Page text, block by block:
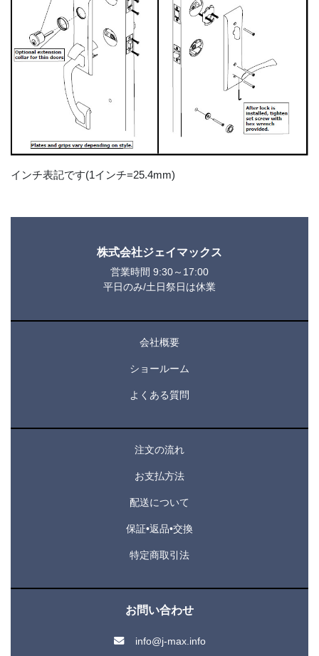
インチ表記です(1インチ=25.4mm)
株式会社ジェイマックス
営業時間 9:30～17:00
平日のみ/土日祭日は休業
会社概要
ショールーム
よくある質問
注文の流れ
お支払方法
配送について
保証•返品•交換
特定商取引法
お問い合わせ
info@j-max.info